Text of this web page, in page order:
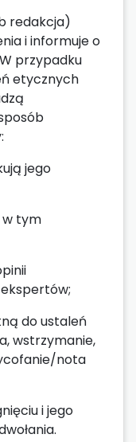
redakcja)
i informuje o
przypadku
etycznych
jego
w tym
do ustaleń
wstrzymanie,
nota
i jego